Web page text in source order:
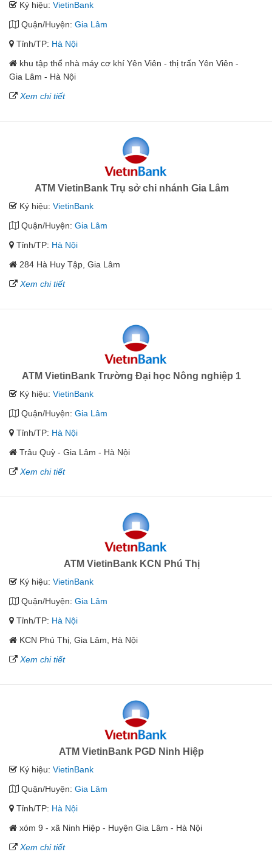
Ký hiệu: VietinBank
Quận/Huyện: Gia Lâm
Tỉnh/TP: Hà Nội
khu tập thể nhà máy cơ khí Yên Viên - thị trấn Yên Viên -
Gia Lâm - Hà Nội
Xem chi tiết
ATM VietinBank Trụ sở chi nhánh Gia Lâm
Ký hiệu: VietinBank
Quận/Huyện: Gia Lâm
Tỉnh/TP: Hà Nội
284 Hà Huy Tập, Gia Lâm
Xem chi tiết
ATM VietinBank Trường Đại học Nông nghiệp 1
Ký hiệu: VietinBank
Quận/Huyện: Gia Lâm
Tỉnh/TP: Hà Nội
Trâu Quỳ - Gia Lâm - Hà Nội
Xem chi tiết
ATM VietinBank KCN Phú Thị
Ký hiệu: VietinBank
Quận/Huyện: Gia Lâm
Tỉnh/TP: Hà Nội
KCN Phú Thị, Gia Lâm, Hà Nội
Xem chi tiết
ATM VietinBank PGD Ninh Hiệp
Ký hiệu: VietinBank
Quận/Huyện: Gia Lâm
Tỉnh/TP: Hà Nội
xóm 9 - xã Ninh Hiệp - Huyện Gia Lâm - Hà Nội
Xem chi tiết